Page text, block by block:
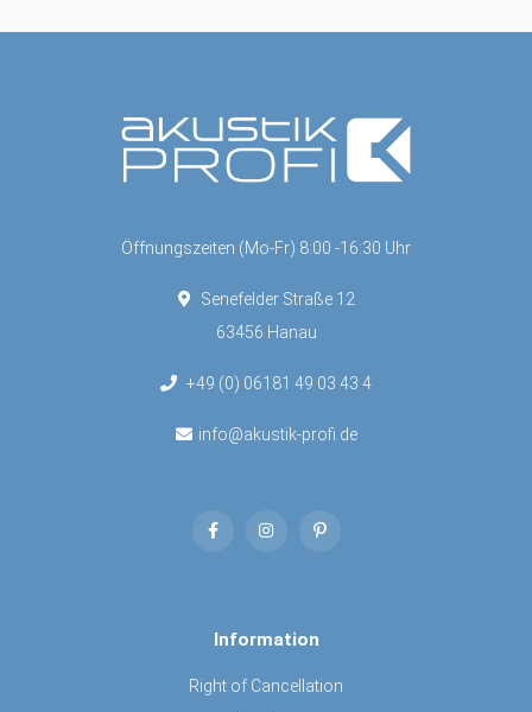
Öffnungszeiten (Mo-Fr) 8:00 -16:30 Uhr
Senefelder Straße 12
63456 Hanau
+49 (0) 06181 49 03 43 4
info@akustik-profi.de
Information
Right of Cancellation